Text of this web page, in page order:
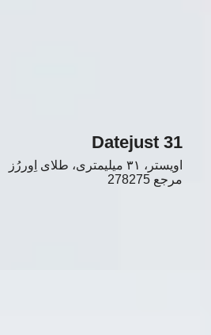
Datejust 31
اویستر، ۳۱ میلیمتری، طلای اِوررُز
مرجع 278275